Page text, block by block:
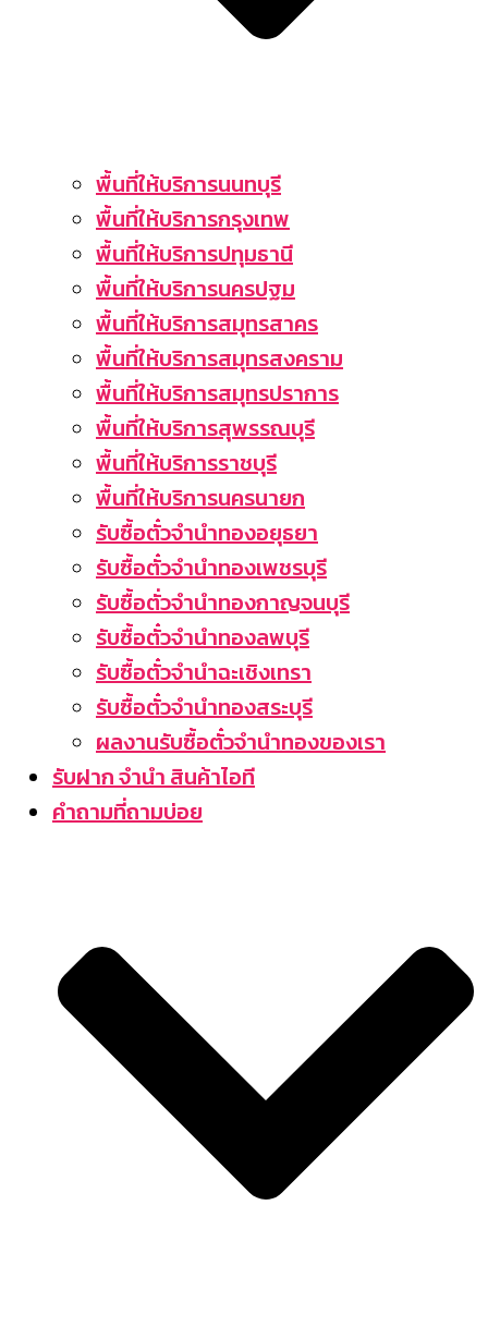
พื้นที่ให้บริการนนทบุรี
พื้นที่ให้บริการกรุงเทพ
พื้นที่ให้บริการปทุมธานี
พื้นที่ให้บริการนครปฐม
พื้นที่ให้บริการสมุทรสาคร
พื้นที่ให้บริการสมุทรสงคราม
พื้นที่ให้บริการสมุทรปราการ
พื้นที่ให้บริการสุพรรณบุรี
พื้นที่ให้บริการราชบุรี
พื้นที่ให้บริการนครนายก
รับซื้อตั๋วจำนำทองอยุธยา
รับซื้อตั๋วจำนำทองเพชรบุรี
รับซื้อตั่วจำนำทองกาญจนบุรี
รับซื้อตั๋วจำนำทองลพบุรี
รับซื้อตั๋วจำนำฉะเชิงเทรา
รับซื้อตั๋วจำนำทองสระบุรี
ผลงานรับซื้อตั๋วจำนำทองของเรา
รับฝาก จำนำ สินค้าไอที
คำถามที่ถามบ่อย